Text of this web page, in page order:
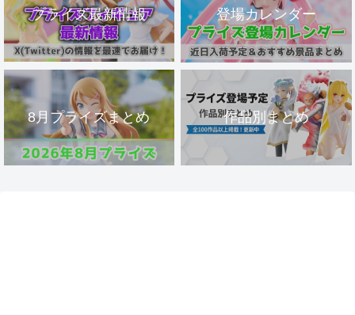
プライズ最新情報 登場カレンダー
8月プライズまとめ 作品別まとめ